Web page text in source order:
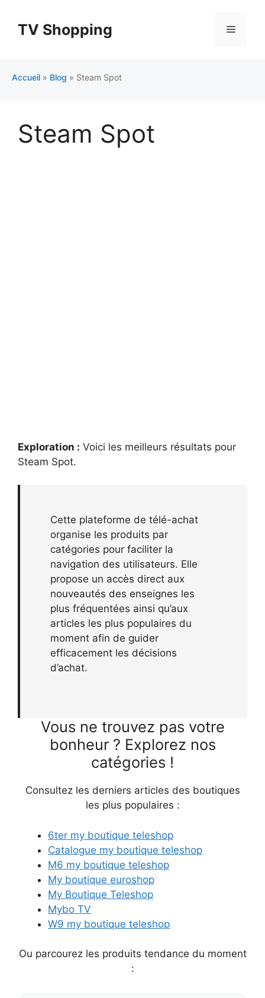
contenuTV Shopping Menu
Accueil » Blog » Steam Spot
Steam Spot
Exploration : Voici les meilleurs résultats pour
Steam Spot.
Cette plateforme de télé-achat
organise les produits par
catégories pour faciliter la
navigation des utilisateurs. Elle
propose un accès direct aux
nouveautés des enseignes les
plus fréquentées ainsi qu’aux
articles les plus populaires du
moment afin de guider
efficacement les décisions
d’achat.
Vous ne trouvez pas votre
bonheur ? Explorez nos
catégories !
Consultez les derniers articles des boutiques
les plus populaires :
6ter my boutique teleshop
Catalogue my boutique teleshop
M6 my boutique teleshop
My boutique euroshop
My Boutique Teleshop
Mybo TV
W9 my boutique teleshop
Ou parcourez les produits tendance du moment
: